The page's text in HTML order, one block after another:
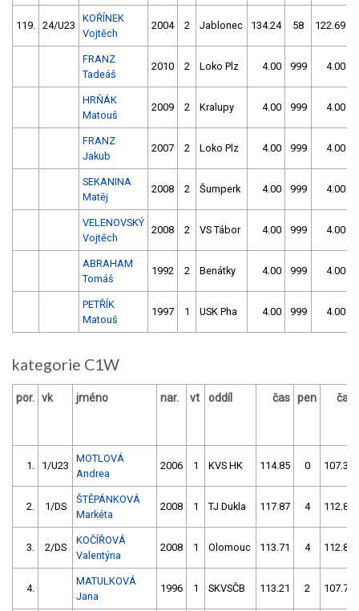
119. 24/U23
KOŘÍNEK
Vojtěch
2004 2 Jablonec 134.24 58 122.69
FRANZ
Tadeáš
2010 2 Loko Plz 4.00 999 4.00
HRŇÁK
Matouš
2009 2 Kralupy 4.00 999 4.00
FRANZ
Jakub
2007 2 Loko Plz 4.00 999 4.00
SEKANINA
Matěj
2008 2 Šumperk 4.00 999 4.00
VELENOVSKÝ
Vojtěch
2008 2 VS Tábor 4.00 999 4.00
ABRAHAM
Tomáš
1992 2 Benátky 4.00 999 4.00
PETŘÍK
Matouš
1997 1 USK Pha 4.00 999 4.00
kategorie C1W
por. vk jméno nar. vt oddíl čas pen čas
1. 1/U23
MOTLOVÁ
Andrea
2006 1 KVS HK 114.85 0 107.39
2. 1/DS
ŠTĚPÁNKOVÁ
Markéta
2008 1 TJ Dukla 117.87 4 112.84
3. 2/DS
KOČÍŘOVÁ
Valentýna
2008 1 Olomouc 113.71 4 112.86
4.
MATULKOVÁ
Jana
1996 1 SKVSČB 113.21 2 107.77